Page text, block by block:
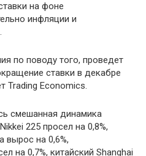
на фоне
инфляции и
по поводу того, проведет
ставки в декабре
Trading Economics.
смешанная динамика
225 просел на 0,8%,
вырос на 0,6%,
на 0,7%, китайский Shanghai